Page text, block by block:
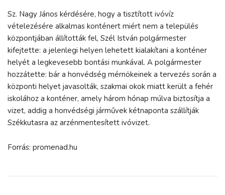
Sz. Nagy János kérdésére, hogy a tisztított ivóvíz
vételezésére alkalmas konténert miért nem a település
központjában állították fel, Szél István polgármester
kifejtette: a jelenlegi helyen lehetett kialakítani a konténer
helyét a legkevesebb bontási munkával. A polgármester
hozzátette: bár a honvédség mérnökeinek a tervezés során a
központi helyet javasolták, szakmai okok miatt került a fehér
iskolához a konténer, amely három hónap múlva biztosítja a
vizet, addig a honvédségi járművek kétnaponta szállítják
Székkutasra az arzénmentesített ivóvizet.
Forrás: promenad.hu